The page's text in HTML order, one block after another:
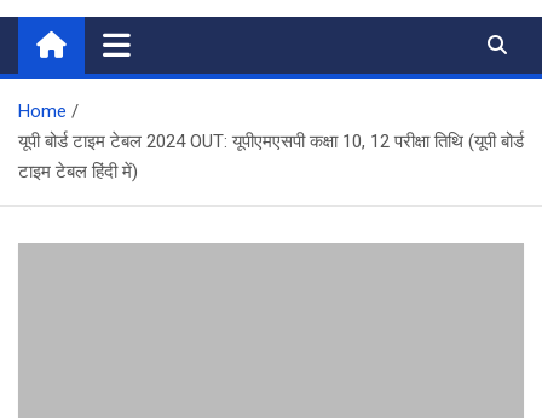
Home
यूपी बोर्ड टाइम टेबल 2024 OUT: यूपीएमएसपी कक्षा 10, 12 परीक्षा तिथि (यूपी बोर्ड
टाइम टेबल हिंदी में)